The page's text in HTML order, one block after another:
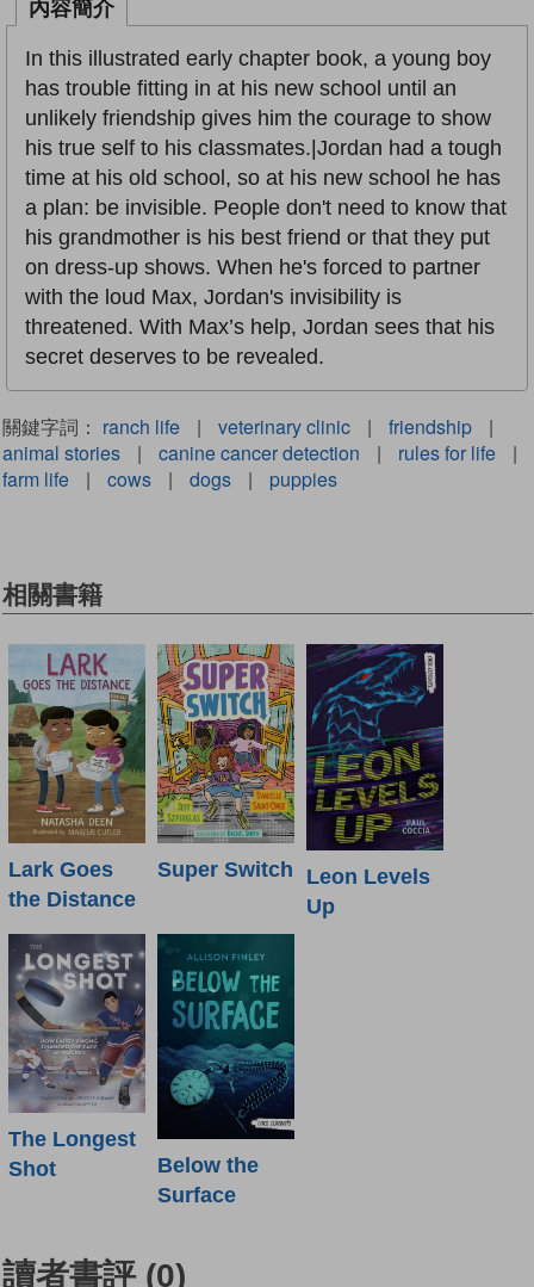
內容簡介
In this illustrated early chapter book, a young boy
has trouble fitting in at his new school until an
unlikely friendship gives him the courage to show
his true self to his classmates.|Jordan had a tough
time at his old school, so at his new school he has
a plan: be invisible. People don't need to know that
his grandmother is his best friend or that they put
on dress-up shows. When he's forced to partner
with the loud Max, Jordan's invisibility is
threatened. With Max’s help, Jordan sees that his
secret deserves to be revealed.
關鍵字詞： ranch life | veterinary clinic | friendship
|
animal stories
| canine cancer detection | rules for life
|
farm life
| cows | dogs | puppies
相關書籍
Lark Goes
the Distance
Super Switch
Leon Levels
Up
The Longest
Shot
Below the
Surface
讀者書評 (0)